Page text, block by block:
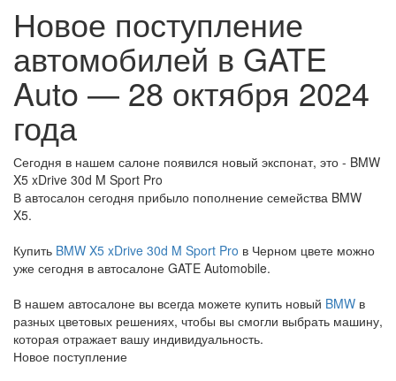
Новое поступление
автомобилей в GATE
Auto — 28 октября 2024
года
Сегодня в нашем салоне появился новый экспонат, это - BMW
X5 xDrive 30d M Sport Pro
В автосалон сегодня прибыло пополнение семейства BMW
X5.
Купить BMW X5 xDrive 30d M Sport Pro в Черном цвете можно
уже сегодня в автосалоне GATE Automobile.
В нашем автосалоне вы всегда можете купить новый BMW в
разных цветовых решениях, чтобы вы смогли выбрать машину,
которая отражает вашу индивидуальность.
Новое поступление